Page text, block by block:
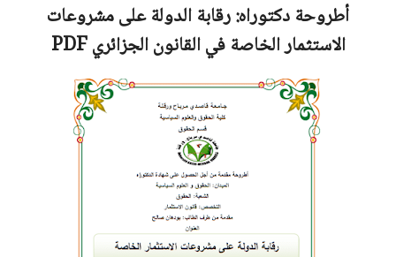
أطروحة دكتوراه:رقابة الدولة على مشروعات
الاستثمار الخاصة في القانون الجزائريPDF